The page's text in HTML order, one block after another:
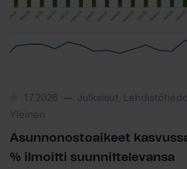
1.7.2026
Julkaisut,
Yleinen
Asunnonostoaikeet
% ilmoitti suunnittelevansa